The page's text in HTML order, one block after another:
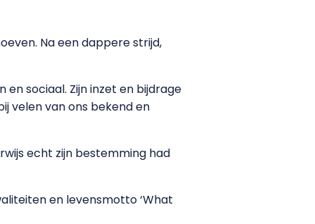
Na een dappere strijd,
en sociaal. Zijn inzet en bijdrage
velen van ons bekend en
echt zijn bestemming had
en levensmotto ‘What